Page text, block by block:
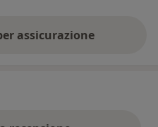
assicurazione